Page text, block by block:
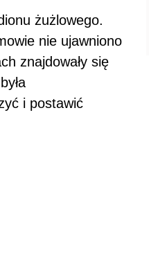
żużlowego.
nie ujawniono
znajdowały się
i postawić